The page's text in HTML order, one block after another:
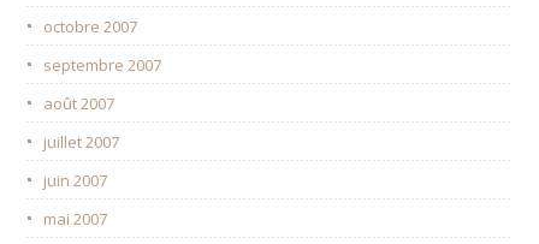
octobre 2007
septembre 2007
août 2007
juillet 2007
juin 2007
mai 2007